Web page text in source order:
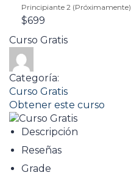
Principiante 2 (Próximamente)
$699
Curso Gratis
Categoría:
Curso Gratis
Obtener este curso
Descripción
Reseñas
Grade